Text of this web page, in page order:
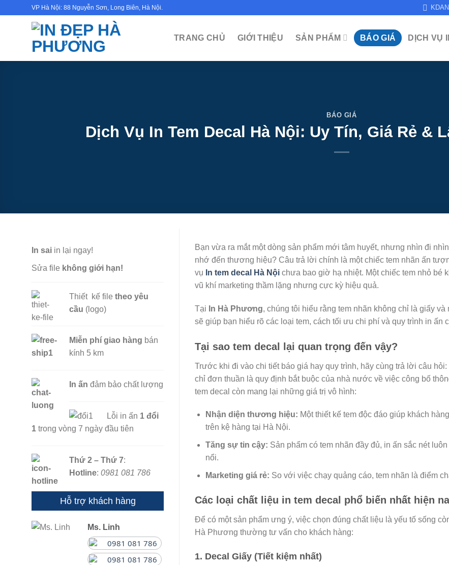
VP Hà Nội: 88 Nguyễn Sơn, Long Biên, Hà Nội.
TRANG CHỦ GIỚI THIỆU SẢN PHẨM BÁO GIÁ DỊCH VỤ
BÁO GIÁ
Dịch Vụ In Tem Decal Hà Nội: Uy Tín, Giá Rẻ &
In sai in lại ngay!
Sửa file không giới hạn!
Thiết kế file theo yêu
cầu (logo)
Miễn phí giao hàng bán
kính 5 km
In ấn đảm bảo chất lượng
Lỗi in ấn 1 đổi
1 trong vòng 7 ngày đầu tiên
Thứ 2 – Thứ 7:
Hotline: 0981 081 786
Hỗ trợ khách hàng
Ms. Linh
0981 081 786
0981 081 786
Bạn vừa ra mắt một dòng sản phẩm mới tâm huyết, nhưng nhìn đi
nhớ đến thương hiệu? Câu trả lời chính là một chiếc tem nhãn ấn
vụ In tem decal Hà Nội chưa bao giờ hạ nhiệt. Một chiếc tem nhỏ bé
vũ khí marketing thầm lặng nhưng cực kỳ hiệu quả.
Tại In Hà Phương, chúng tôi hiểu rằng tem nhãn không chỉ là giấy
sẽ giúp bạn hiểu rõ các loại tem, cách tối ưu chi phí và quy trình in ấn
Tại sao tem decal lại quan trọng đến vậy?
Trước khi đi vào chi tiết báo giá hay quy trình, hãy cùng trả lời câu
chỉ đơn thuần là quy định bắt buộc của nhà nước về việc công bố
tem decal còn mang lại những giá trị vô hình:
Nhận diện thương hiệu: Một thiết kế tem độc đáo giúp khách
trên kệ hàng tại Hà Nội.
Tăng sự tin cậy: Sản phẩm có tem nhãn đầy đủ, in ấn sắc nét
nổi.
Marketing giá rẻ: So với việc chạy quảng cáo, tem nhãn là điểm
Các loại chất liệu in tem decal phổ biến nhất hiện
Để có một sản phẩm ưng ý, việc chọn đúng chất liệu là yếu tố sống
Hà Phương thường tư vấn cho khách hàng:
1. Decal Giấy (Tiết kiệm nhất)